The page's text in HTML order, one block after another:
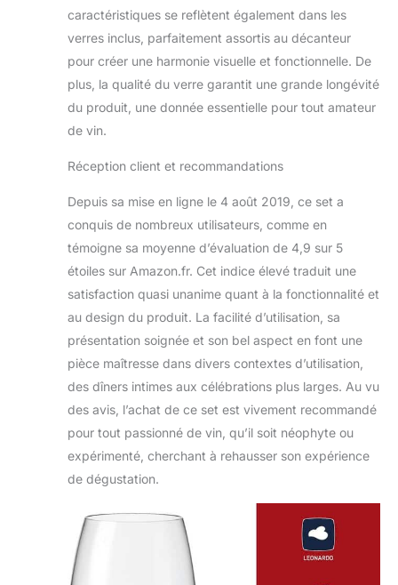
caractéristiques se reflètent également dans les
verres inclus, parfaitement assortis au décanteur
pour créer une harmonie visuelle et fonctionnelle. De
plus, la qualité du verre garantit une grande longévité
du produit, une donnée essentielle pour tout amateur
de vin.
Réception client et recommandations
Depuis sa mise en ligne le 4 août 2019, ce set a
conquis de nombreux utilisateurs, comme en
témoigne sa moyenne d’évaluation de 4,9 sur 5
étoiles sur Amazon.fr. Cet indice élevé traduit une
satisfaction quasi unanime quant à la fonctionnalité et
au design du produit. La facilité d’utilisation, sa
présentation soignée et son bel aspect en font une
pièce maîtresse dans divers contextes d’utilisation,
des dîners intimes aux célébrations plus larges. Au vu
des avis, l’achat de ce set est vivement recommandé
pour tout passionné de vin, qu’il soit néophyte ou
expérimenté, cherchant à rehausser son expérience
de dégustation.